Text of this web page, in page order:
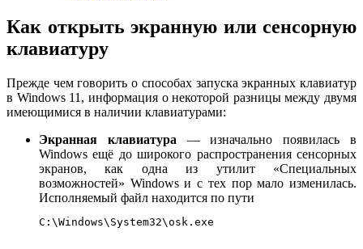
Как открыть экранную или сенсорную
клавиатуру
Прежде чем говорить о способах запуска экранных клавиатур
в Windows 11, информация о некоторой разницы между двумя
имеющимися в наличии клавиатурами:
Экранная клавиатура — изначально появилась в
Windows ещё до широкого распространения сенсорных
экранов, как одна из утилит «Специальных
возможностей» Windows и с тех пор мало изменилась.
Исполняемый файл находится по пути
C:\Windows\System32\osk.exe